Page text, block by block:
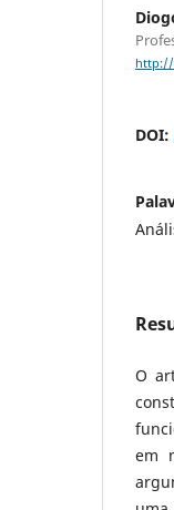
http://
DOI:
O
em